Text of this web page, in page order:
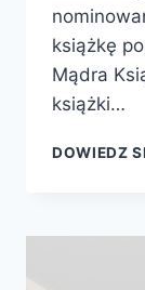
książkę
Mądra
książki…
DOWIEDZ